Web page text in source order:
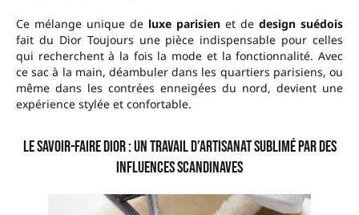
Ce mélange unique de luxe parisien et de design suédois
fait du Dior Toujours une pièce indispensable pour celles
qui recherchent à la fois la mode et la fonctionnalité. Avec
ce sac à la main, déambuler dans les quartiers parisiens, ou
même dans les contrées enneigées du nord, devient une
expérience stylée et confortable.
Le Savoir-Faire Dior : Un Travail d’Artisanat Sublimé par des
Influences Scandinaves